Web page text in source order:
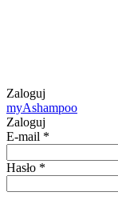
Zaloguj
myAshampoo
Zaloguj
E-mail *
Hasło *